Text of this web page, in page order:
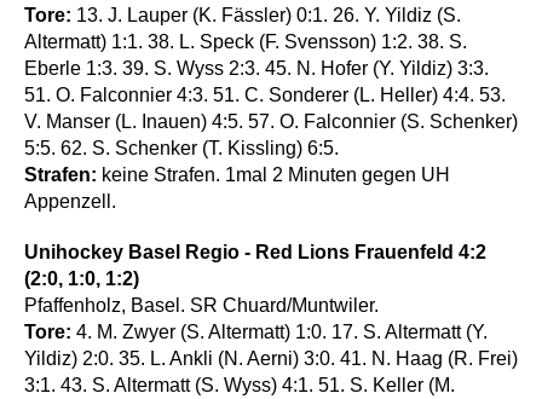
Tore: 13. J. Lauper (K. Fässler) 0:1. 26. Y. Yildiz (S.
Altermatt) 1:1. 38. L. Speck (F. Svensson) 1:2. 38. S.
Eberle 1:3. 39. S. Wyss 2:3. 45. N. Hofer (Y. Yildiz) 3:3.
51. O. Falconnier 4:3. 51. C. Sonderer (L. Heller) 4:4. 53.
V. Manser (L. Inauen) 4:5. 57. O. Falconnier (S. Schenker)
5:5. 62. S. Schenker (T. Kissling) 6:5.
Strafen: keine Strafen. 1mal 2 Minuten gegen UH
Appenzell.
Unihockey Basel Regio - Red Lions Frauenfeld 4:2
(2:0, 1:0, 1:2)
Pfaffenholz, Basel. SR Chuard/Muntwiler.
Tore: 4. M. Zwyer (S. Altermatt) 1:0. 17. S. Altermatt (Y.
Yildiz) 2:0. 35. L. Ankli (N. Aerni) 3:0. 41. N. Haag (R. Frei)
3:1. 43. S. Altermatt (S. Wyss) 4:1. 51. S. Keller (M.